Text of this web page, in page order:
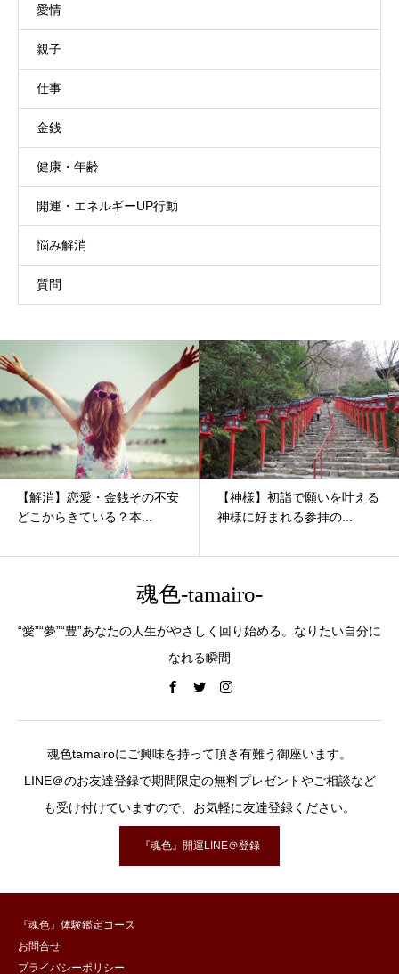
愛情
親子
仕事
金銭
健康・年齢
開運・エネルギーUP行動
悩み解消
質問
【神様】初詣で願いを叶える
神様に好まれる参拝の...
【魂色的思考】改名は必要？
ビジネスネームは？ ...
魂色-tamairo-
“愛”“夢”“豊”あなたの人生がやさしく回り始める。なりたい自分に
なれる瞬間
魂色tamairoにご興味を持って頂き有難う御座います。
LINE＠のお友達登録で期間限定の無料プレゼントやご相談など
も受け付けていますので、お気軽に友達登録ください。
『魂色』開運LINE＠登録
『魂色』体験鑑定コース
お問合せ
プライバシーポリシー